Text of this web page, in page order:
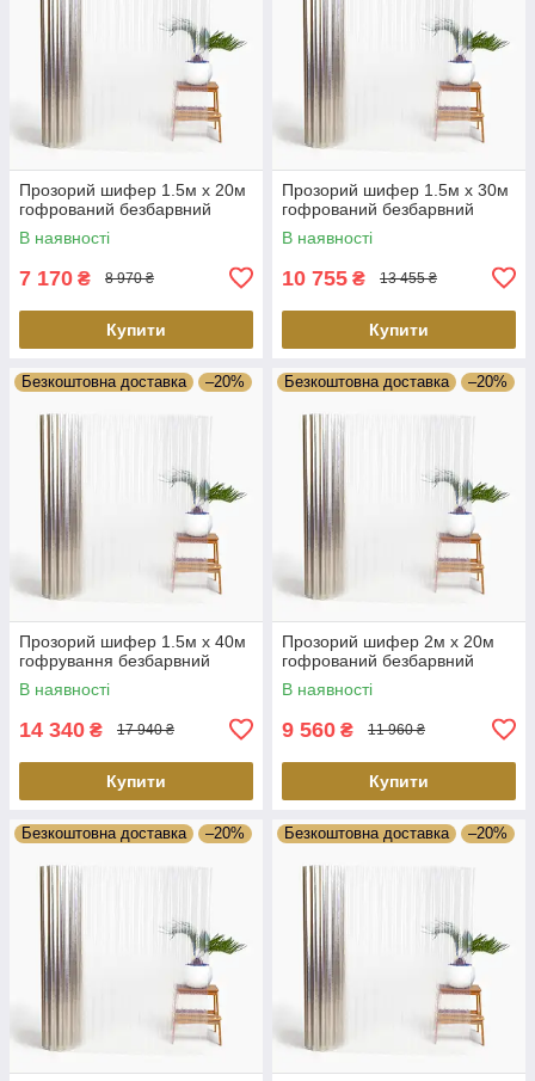
Прозорий шифер 1.5м х 20м
гофрований безбарвний
В наявності
7 170 ₴ 8 970 ₴
Купити
Прозорий шифер 1.5м х 30м
гофрований безбарвний
В наявності
10 755 ₴ 13 455 ₴
Купити
Безкоштовна доставка –20%
Прозорий шифер 1.5м х 40м
гофрування безбарвний
В наявності
14 340 ₴ 17 940 ₴
Купити
Безкоштовна доставка –20%
Прозорий шифер 2м х 20м
гофрований безбарвний
В наявності
9 560 ₴ 11 960 ₴
Купити
Безкоштовна доставка –20% Безкоштовна доставка –20%